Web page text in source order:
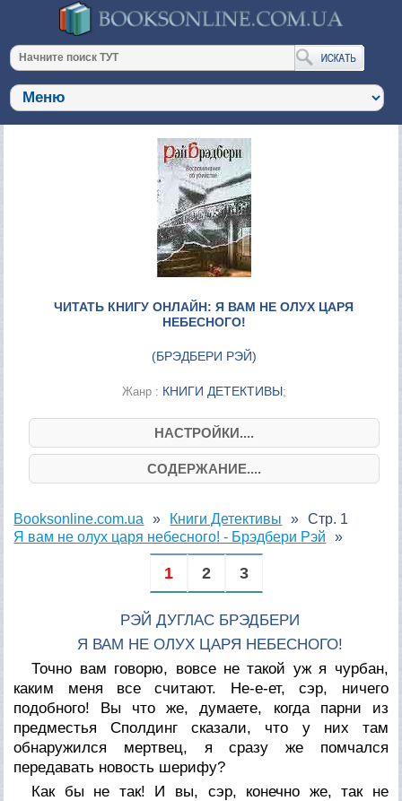
ЧИТАТЬ КНИГУ ОНЛАЙН: Я ВАМ НЕ ОЛУХ ЦАРЯ
НЕБЕСНОГО!
(БРЭДБЕРИ РЭЙ)
Жанр : КНИГИ ДЕТЕКТИВЫ;
НАСТРОЙКИ....
СОДЕРЖАНИЕ....
Booksonline.com.ua
Книги Детективы
Я вам не олух царя небесного! - Брэдбери Рэй
Стр. 1
1 2 3
РЭЙ ДУГЛАС БРЭДБЕРИ
Я ВАМ НЕ ОЛУХ ЦАРЯ НЕБЕСНОГО!
Точно вам говорю, вовсе не такой уж я чурбан,
каким меня все считают. Не-е-ет, сэр, ничего
подобного! Вы что же, думаете, когда парни из
предместья Сполдинг сказали, что у них там
обнаружился мертвец, я сразу же помчался
передавать новость шерифу?
Как бы не так! И вы, сэр, конечно же, так не